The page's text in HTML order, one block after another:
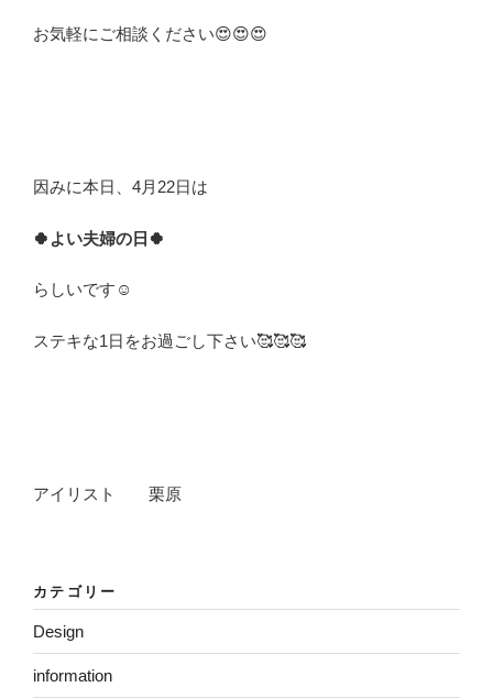
お気軽にご相談ください😍😍😍
因みに本日、4月22日は
🍀よい夫婦の日🍀
らしいです☺️
ステキな1日をお過ごし下さい🥰🥰🥰
アイリスト 栗原
カテゴリー
Design
information